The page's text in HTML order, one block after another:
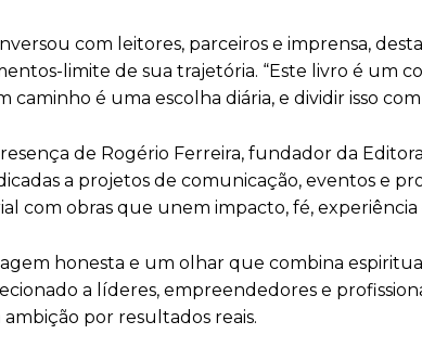
com leitores, parceiros e imprensa,
limite de sua trajetória. “Este livro é um
caminho é uma escolha diária, e dividir isso
de Rogério Ferreira, fundador da
a projetos de comunicação, eventos e
com obras que unem impacto, fé,
honesta e um olhar que combina
a líderes, empreendedores e
por resultados reais.